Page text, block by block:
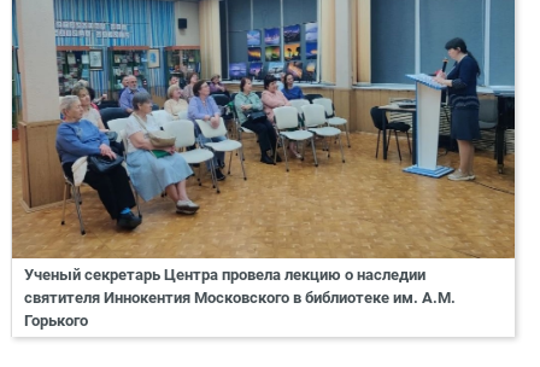
Ученый секретарь Центра провела лекцию о наследии
святителя Иннокентия Московского в библиотеке им. А.М.
Горького